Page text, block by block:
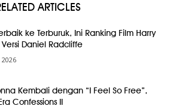
ARTICLES
ke Terburuk, Ini Ranking Film Harry
Versi Daniel Radcliffe
Kembali dengan “I Feel So Free”,
Confessions II